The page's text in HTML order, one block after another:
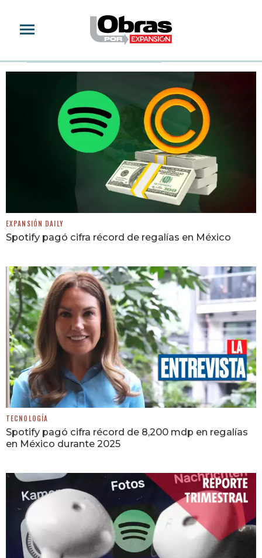
EXPANSIÓN DAILY
Spotify pagó cifra récord de regalías en México
TECNOLOGÍA
Spotify pagó cifra récord de 8,200 mdp en regalías
en México durante 2025